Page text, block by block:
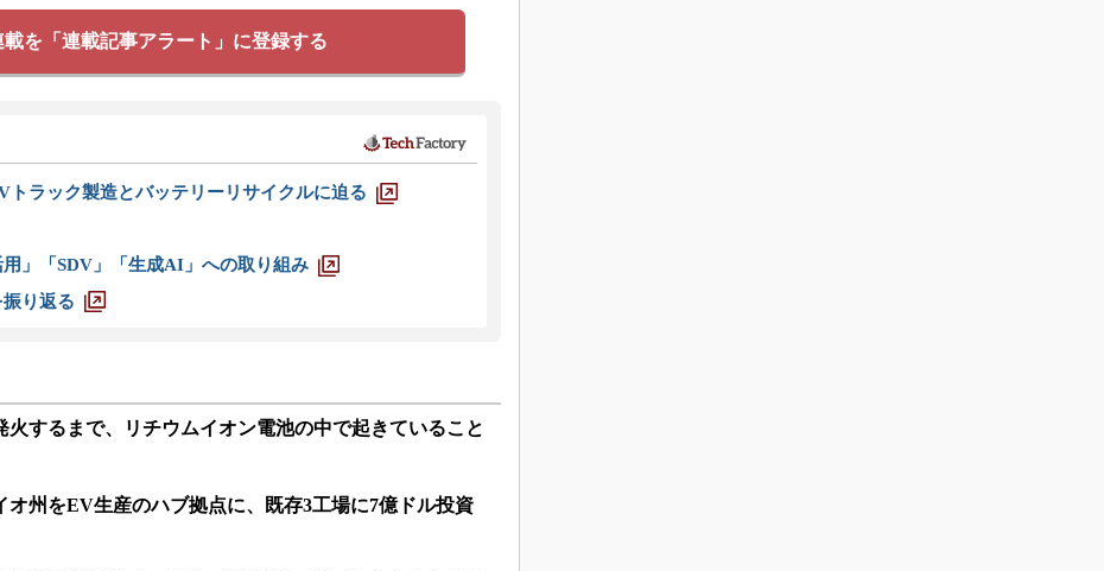
載を「連載記事アラート」に登録する
トラック製造とバッテリーリサイクルに迫る
」「SDV」「生成AI」への取り組み
り返る
火するまで、リチウムイオン電池の中で起きていること
オ州をEV生産のハブ拠点に、既存3工場に7億ドル投資